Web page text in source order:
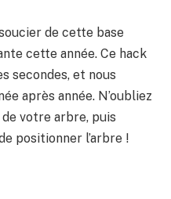
de cette base
cette année. Ce hack
secondes, et nous
après année. N’oubliez
de votre arbre, puis
positionner l’arbre !